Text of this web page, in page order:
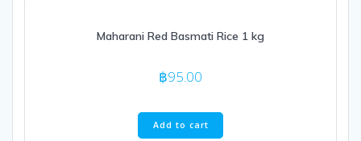
Maharani Red Basmati Rice 1 kg
฿95.00
Add to cart